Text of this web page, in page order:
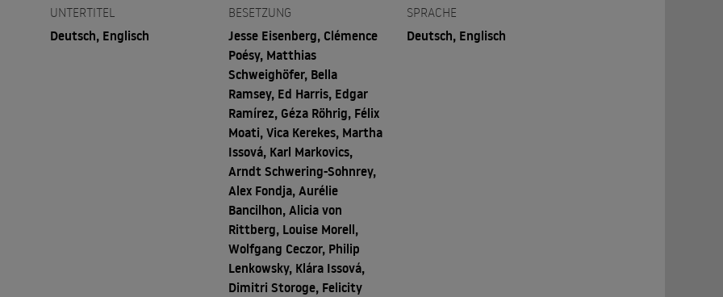
UNTERTITEL
Deutsch, Englisch
BESETZUNG
Jesse Eisenberg, Clémence
Poésy, Matthias
Schweighöfer, Bella
Ramsey, Ed Harris, Edgar
Ramírez, Géza Röhrig, Félix
Moati, Vica Kerekes, Martha
Issová, Karl Markovics,
Arndt Schwering-Sohnrey,
Alex Fondja, Aurélie
Bancilhon, Alicia von
Rittberg, Louise Morell,
Wolfgang Ceczor, Philip
Lenkowsky, Klára Issová,
Dimitri Storoge, Felicity
SPRACHE
Deutsch, Englisch